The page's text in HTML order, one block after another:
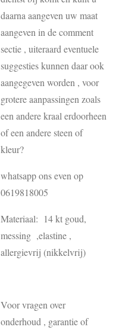
daarna aangeven uw maat
aangeven in de comment
sectie , uiteraard eventuele
suggesties kunnen daar ook
aangegeven worden , voor
grotere aanpassingen zoals
een andere kraal erdoorheen
of een andere steen of
kleur?
whatsapp ons even op
0619818005
Materiaal: 14 kt goud,
messing ,elastine ,
allergievrij (nikkelvrij)
Voor vragen over
onderhoud , garantie of